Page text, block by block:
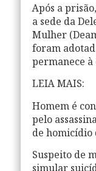
Após a
a sede da
Mulher
foram
permanece à
LEIA MAIS:
Homem é
pelo
de
Suspeito de